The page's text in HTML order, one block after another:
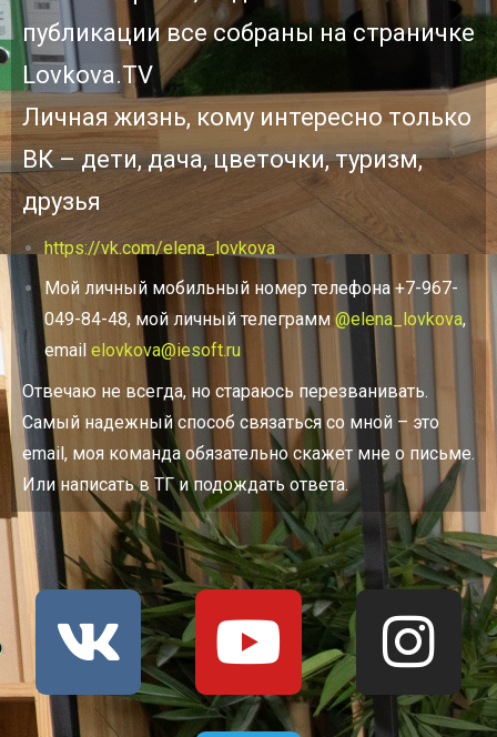
публикации все собраны на страничке
Lovkova.TV
Личная жизнь, кому интересно только
ВК – дети, дача, цветочки, туризм,
друзья
https://vk.com/elena_lovkova
Мой личный мобильный номер телефона +7-967-
049-84-48, мой личный телеграмм @elena_lovkova,
email elovkova@iesoft.ru
Отвечаю не всегда, но стараюсь перезванивать.
Самый надежный способ связаться со мной – это
email, моя команда обязательно скажет мне о письме.
Или написать в ТГ и подождать ответа.